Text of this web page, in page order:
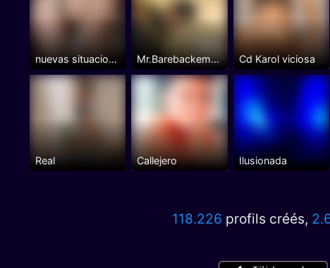
nuevas situaciones Mr.BarebackemFeelgood Cd Karol viciosa
Real Callejero Ilusionada
118.226 profils créés,